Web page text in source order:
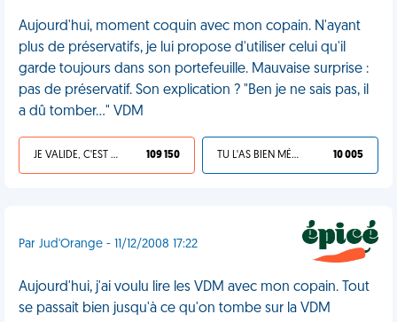
Aujourd'hui, moment coquin avec mon copain. N'ayant
plus de préservatifs, je lui propose d'utiliser celui qu'il
garde toujours dans son portefeuille. Mauvaise surprise :
pas de préservatif. Son explication ? "Ben je ne sais pas, il
a dû tomber..." VDM
JE VALIDE, C'EST UNE VDM 109 150 TU L'AS BIEN MÉRITÉ 10 005
Par Jud'Orange - 11/12/2008 17:22
Aujourd'hui, j'ai voulu lire les VDM avec mon copain. Tout
se passait bien jusqu'à ce qu'on tombe sur la VDM